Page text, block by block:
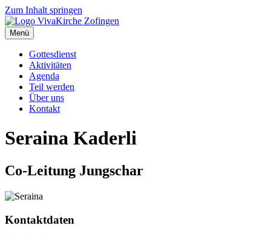
Zum Inhalt springen
Menü
Gottesdienst
Aktivitäten
Agenda
Teil werden
Über uns
Kontakt
Seraina Kaderli
Co-Leitung Jungschar
Kontaktdaten